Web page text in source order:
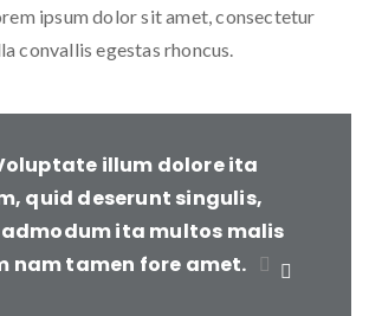
ipsum dolor sit amet, consectetur
convallis egestas rhoncus.
illum dolore ita
quid deserunt singulis,
ita multos malis
nam tamen fore amet.